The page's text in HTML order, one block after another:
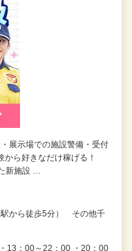
展示場での施設警備・受付
ら好きなだけ稼げる！
新施設 …
駅から徒歩5分） その他千
13：00～22：00 ・20：00